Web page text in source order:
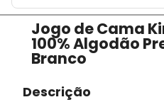
Jogo de Cama
100% Algodão
Branco
Descrição